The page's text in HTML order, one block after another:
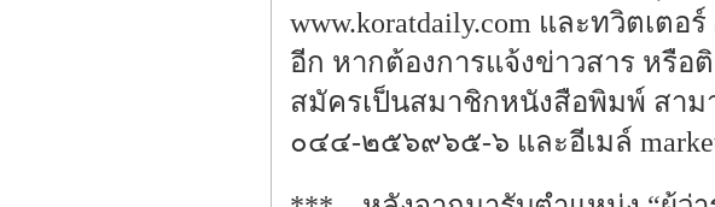
www.koratdaily.com และทวิตเต
อีก หากต้องการแจ้งข่าวสาร หรื
สมัครเป็นสมาชิกหนังสือพิมพ์ ส
๐๔๔-๒๕๖๙๖๕-๖ และอีเมล์